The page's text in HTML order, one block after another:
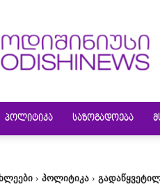
ᲞᲝᲚᲘᲢᲘᲙᲐ ᲡᲐᲖᲝᲒᲐᲓᲝᲔᲑᲐ
პოლიტიკა